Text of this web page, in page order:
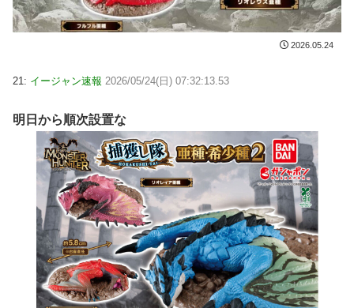
2026.05.24
21: イージャン速報 2026/05/24(日) 07:32:13.53
明日から順次設置な